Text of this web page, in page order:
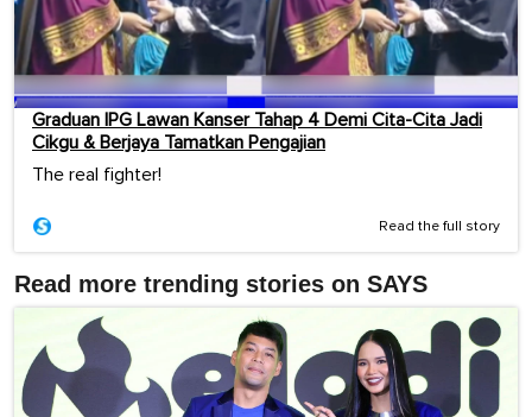
Graduan IPG Lawan Kanser Tahap 4 Demi Cita-Cita Jadi
Cikgu & Berjaya Tamatkan Pengajian
The real fighter!
Read the full story
Read more trending stories on SAYS